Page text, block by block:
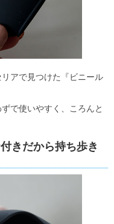
アで見つけた『ビニール
で使いやすく、ころんと
きだから持ち歩き